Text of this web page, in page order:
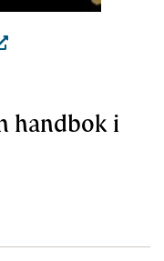
IMPULSER - EN
handbok i